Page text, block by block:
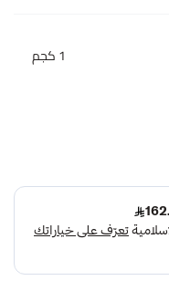
1 كجم